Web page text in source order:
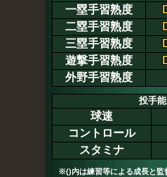
一塁手習熟度
二塁手習熟度
三塁手習熟度
遊撃手習熟度
外野手習熟度
投手
球速
コントロール
スタミナ
※()内は練習等による成長と監